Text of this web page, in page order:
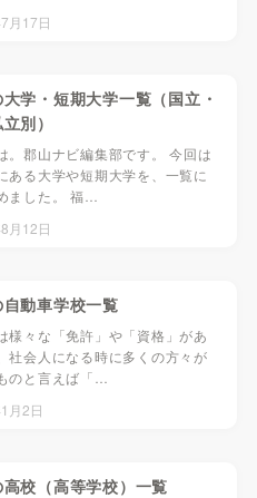
月17日
学・短期大学一覧（国立・
別）
。郡山ナビ編集部です。 今回は
ある大学や短期大学を、一覧に
ました。 福…
月12日
動車学校一覧
様々な「免許」や「資格」があ
社会人になる時に多くの方々が
のと言えば「…
月2日
校（高等学校）一覧